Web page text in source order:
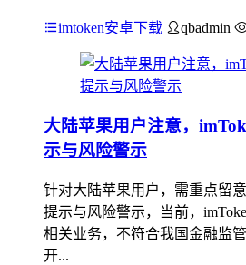
imtoken安卓下载 qbadmin
大陆苹果用户注意，
示与风险警示
针对大陆苹果用户，需重点留
提示与风险警示，当前，
相关业务，不符合我国金融监
开...